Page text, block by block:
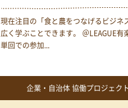
現在注目の「食と農をつなげるビジネ
広く学ぶことできます。 ＠LEAGUE
単回での参加...
企業・自治体 協働プロジェクト